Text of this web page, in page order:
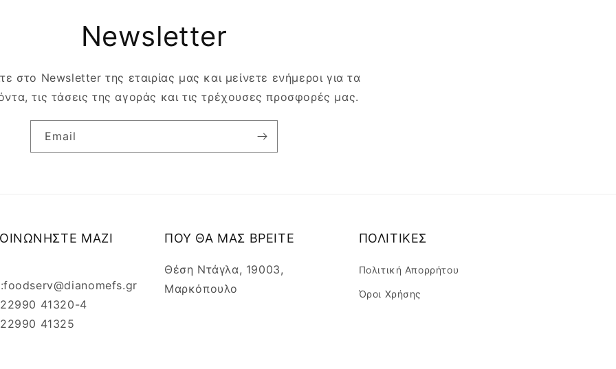
Newsletter
στο Newsletter της εταιρίας μας και μείνετε ενήμεροι για τα
τις τάσεις της αγοράς και τις τρέχουσες προσφορές μας.
Email
ΜΑΖΙ
41320-4
41325
ΠΟΥ ΘΑ ΜΑΣ ΒΡΕΙΤΕ
Θέση Ντάγλα, 19003,
Μαρκόπουλο
ΠΟΛΙΤΙΚΕΣ
Πολιτική Απορρήτου
Όροι Χρήσης